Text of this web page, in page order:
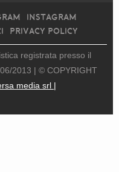
INSTAGRAM
PRIVACY POLICY
registrata presso il
2013 | © COPYRIGHT
media srl |